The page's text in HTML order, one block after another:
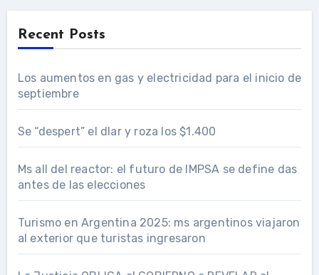
Recent Posts
Los aumentos en gas y electricidad para el inicio de
septiembre
Se “despert” el dlar y roza los $1.400
Ms all del reactor: el futuro de IMPSA se define das
antes de las elecciones
Turismo en Argentina 2025: ms argentinos viajaron
al exterior que turistas ingresaron